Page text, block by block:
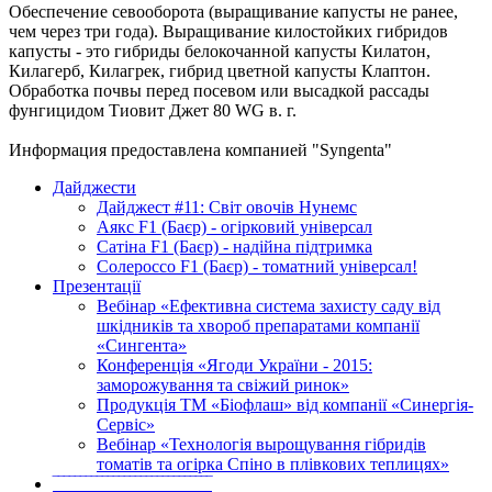
Обеспечение севооборота (выращивание капусты не ранее,
чем через три года). Выращивание килостойких гибридов
капусты - это гибриды белокочанной капусты Килатон,
Килагерб, Килагрек, гибрид цветной капусты Клаптон.
Обработка почвы перед посевом или высадкой рассады
фунгицидом Тиовит Джет 80 WG в. г.
Информация предоставлена компанией "Syngenta"
Дайджести
Дайджест #11: Світ овочів Нунемс
Аякс F1 (Баєр) - огірковий універсал
Сатіна F1 (Баєр) - надійна підтримка
Солероссо F1 (Баєр) - томатний універсал!
Презентації
Вебінар «Ефективна система захисту саду від
шкідників та хвороб препаратами компанії
«Сингента»
Конференція «Ягоди України - 2015:
заморожування та свіжий ринок»
Продукція ТМ «Біофлаш» від компанії «Синергія-
Сервіс»
Вебінар «Технологія вырощування гібридів
томатів та огірка Спіно в плівкових теплицях»